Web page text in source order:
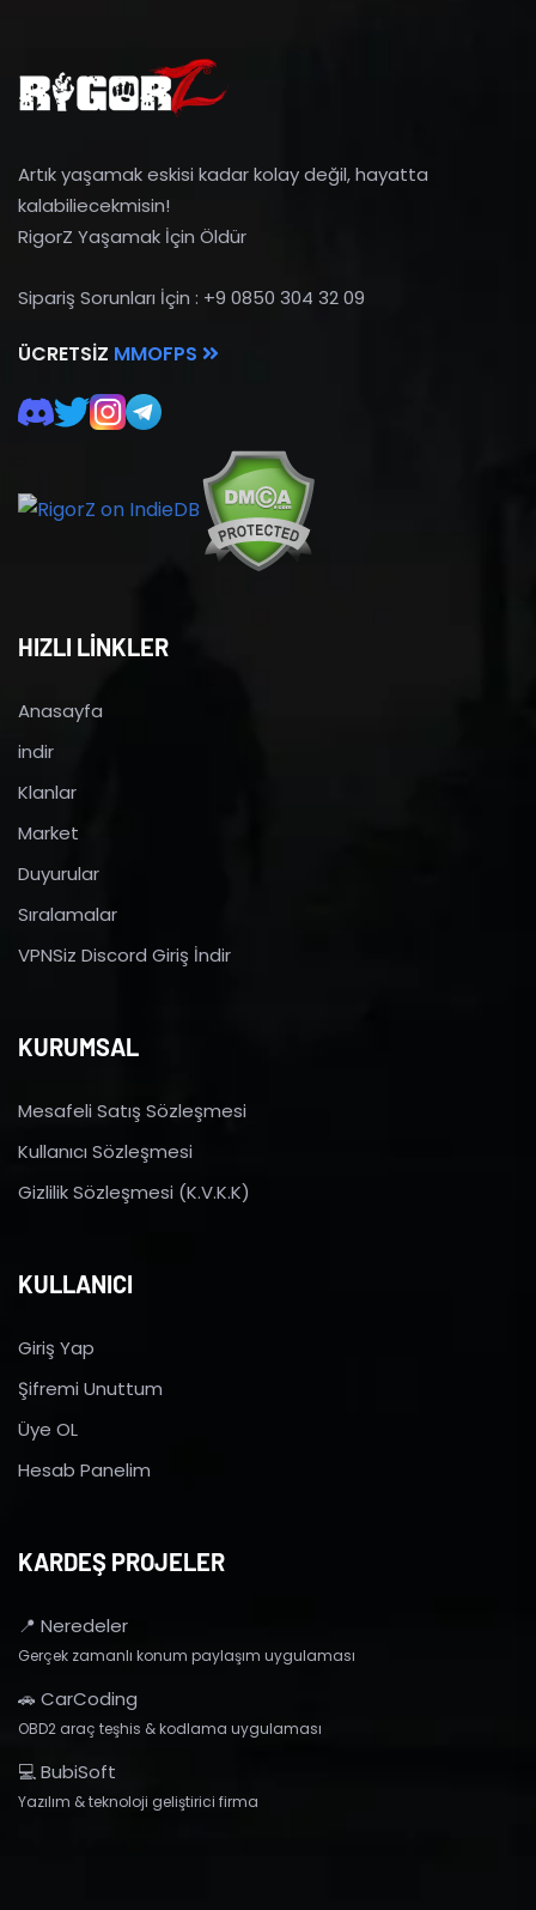
Artık yaşamak eskisi kadar kolay değil, hayatta
kalabiliecekmisin!
RigorZ Yaşamak İçin Öldür
Sipariş Sorunları İçin : +9 0850 304 32 09
ÜCRETSIZ MMOFPS
HIZLI LİNKLER
Anasayfa
indir
Klanlar
Market
Duyurular
Sıralamalar
VPNSiz Discord Giriş İndir
KURUMSAL
Mesafeli Satış Sözleşmesi
Kullanıcı Sözleşmesi
Gizlilik Sözleşmesi (K.V.K.K)
KULLANICI
Giriş Yap
Şifremi Unuttum
Üye OL
Hesab Panelim
KARDEŞ PROJELER
📍 Neredeler
Gerçek zamanlı konum paylaşım uygulaması
🚗 CarCoding
OBD2 araç teşhis & kodlama uygulaması
💻 BubiSoft
Yazılım & teknoloji geliştirici firma